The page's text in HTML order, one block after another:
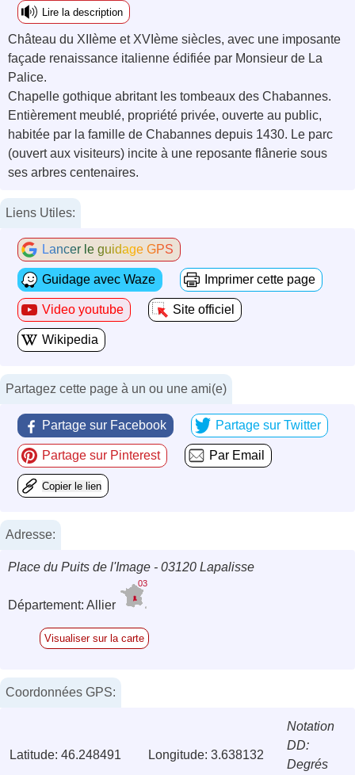
Lire la description
Château du XIIème et XVIème siècles, avec une imposante
façade renaissance italienne édifiée par Monsieur de La
Palice.
Chapelle gothique abritant les tombeaux des Chabannes.
Entièrement meublé, propriété privée, ouverte au public,
habitée par la famille de Chabannes depuis 1430. Le parc
(ouvert aux visiteurs) incite à une reposante flânerie sous
ses arbres centenaires.
Liens Utiles:
Lancer le guidage GPS
Guidage avec Waze Imprimer cette page
Video youtube Site officiel
Wikipedia
Partagez cette page à un ou une ami(e)
Partage sur Facebook Partage sur Twitter
Partage sur Pinterest Par Email
Copier le lien
Adresse:
Place du Puits de l'Image - 03120 Lapalisse
Département: Allier
03
Visualiser sur la carte
Coordonnées GPS:
Latitude: 46.248491 Longitude: 3.638132
Notation
DD:
Degrés